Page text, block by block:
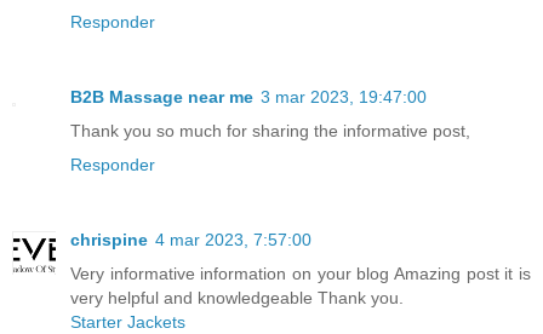
Responder
B2B Massage near me 3 mar 2023, 19:47:00
Thank you so much for sharing the informative post,
Responder
chrispine 4 mar 2023, 7:57:00
Very informative information on your blog Amazing post it is
very helpful and knowledgeable Thank you.
Starter Jackets